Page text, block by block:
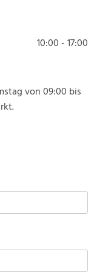
10:00 - 17:00
von 09:00 bis